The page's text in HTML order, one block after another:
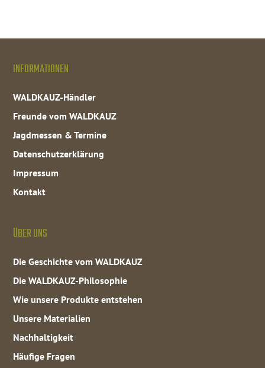
INFORMATIONEN
WALDKAUZ-Händler
Freunde vom WALDKAUZ
Jagdmessen & Termine
Datenschutzerklärung
Impressum
Kontakt
ÜBER UNS
Die Geschichte vom WALDKAUZ
Die WALDKAUZ-Philosophie
Wie unsere Produkte entstehen
Unsere Materialien
Nachhaltigkeit
Häufige Fragen